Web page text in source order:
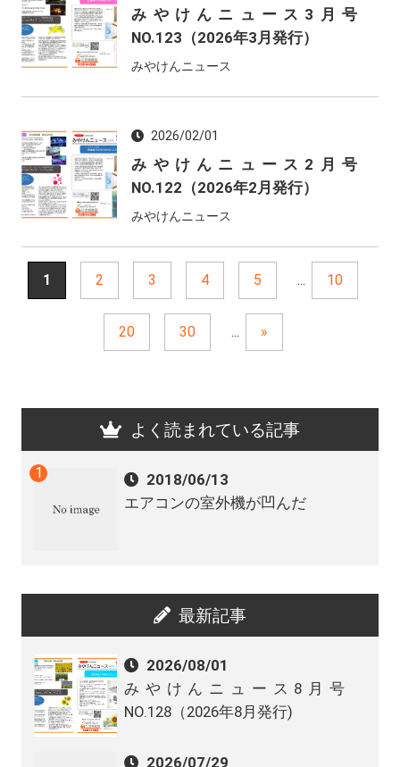
みやけんニュース3月号
NO.123（2026年3月発行）
みやけんニュース
2026/02/01
みやけんニュース2月号
NO.122（2026年2月発行）
みやけんニュース
1 2 3 4 5 ... 10
20 30 ... »
よく読まれている記事
2018/06/13
エアコンの室外機が凹んだ
最新記事
2026/08/01
みやけんニュース8月号
NO.128（2026年8月発行)
2026/07/29